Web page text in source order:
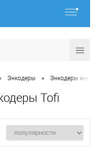
Энкодеры • Энкодеры
Tofi